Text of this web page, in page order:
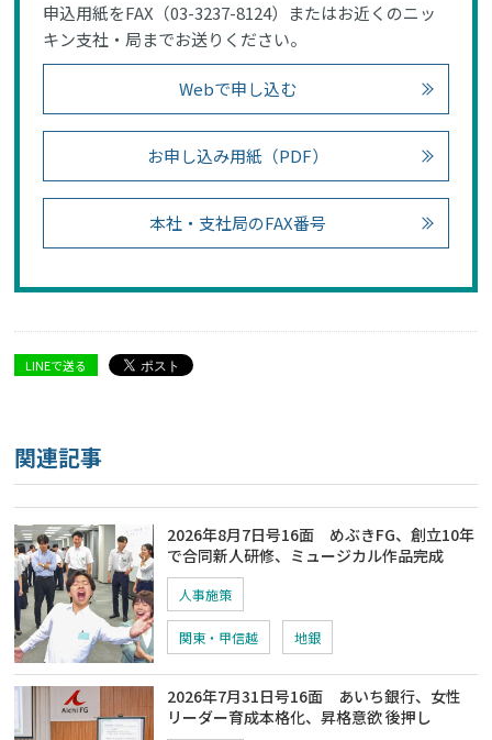
申込用紙をFAX（03-3237-8124）またはお近くのニッ
キン支社・局までお送りください。
Webで申し込む
お申し込み用紙（PDF）
本社・支社局のFAX番号
LINEで送る
関連記事
2026年8月7日号16面 めぶきFG、創立10年
で合同新人研修、ミュージカル作品完成
人事施策
関東・甲信越 地銀
2026年7月31日号16面 あいち銀行、女性
リーダー育成本格化、昇格意欲 後押し